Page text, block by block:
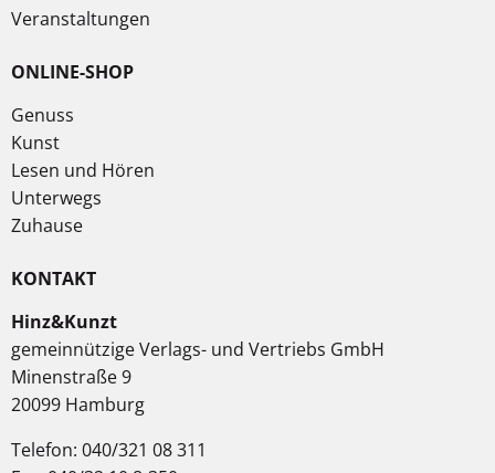
Veranstaltungen
ONLINE-SHOP
Genuss
Kunst
Lesen und Hören
Unterwegs
Zuhause
KONTAKT
Hinz&Kunzt
gemeinnützige Verlags- und Vertriebs GmbH
Minenstraße 9
20099 Hamburg
Telefon: 040/321 08 311